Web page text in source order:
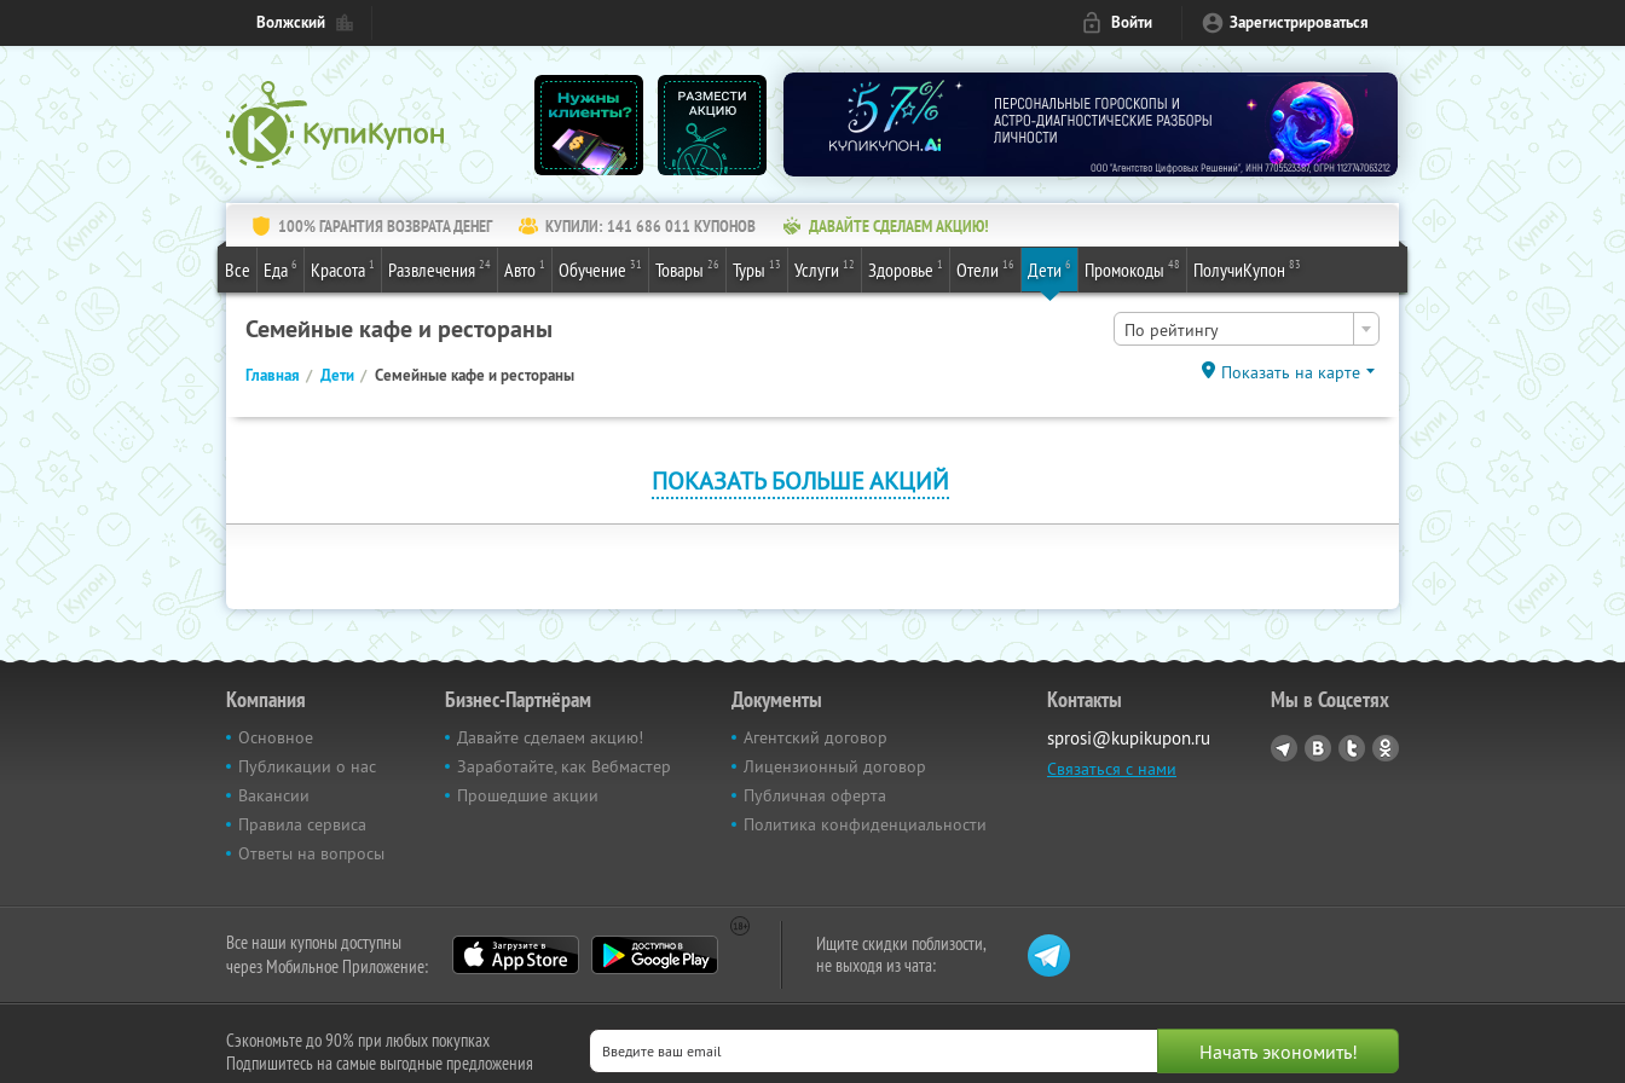
Волжский Войти Зарегистрироваться
100% ГАРАНТИЯ ВОЗВРАТА ДЕНЕГ КУПИЛИ: 141 686 011 КУПОНОВ ДАВАЙТЕ СДЕЛАЕМ АКЦИЮ!
Все Еда 6 Красота 1 Развлечения 24 Авто 1 Обучение 31 Товары 26 Туры 13 Услуги 12 Здоровье 1 Отели 16 Дети 6 Промокоды 48 ПолучиКупон 83
Семейные кафе и рестораны По рейтингу
Главная Дети Семейные кафе и рестораны Показать на карте
ПОКАЗАТЬ БОЛЬШЕ АКЦИЙ
Компания
Основное
Публикации о нас
Вакансии
Правила сервиса
Ответы на вопросы
Бизнес-Партнёрам
Давайте сделаем акцию!
Заработайте, как Вебмастер
Прошедшие акции
Документы
Агентский договор
Лицензионный договор
Публичная оферта
Политика конфиденциальности
Контакты
sprosi@kupikupon.ru
Связаться с нами
Мы в Соцсетях
Все наши купоны доступны
через Мобильное Приложение:
Ищите скидки поблизости,
не выходя из чата:
Сэкономьте до 90% при любых покупках
Подпишитесь на самые выгодные предложения